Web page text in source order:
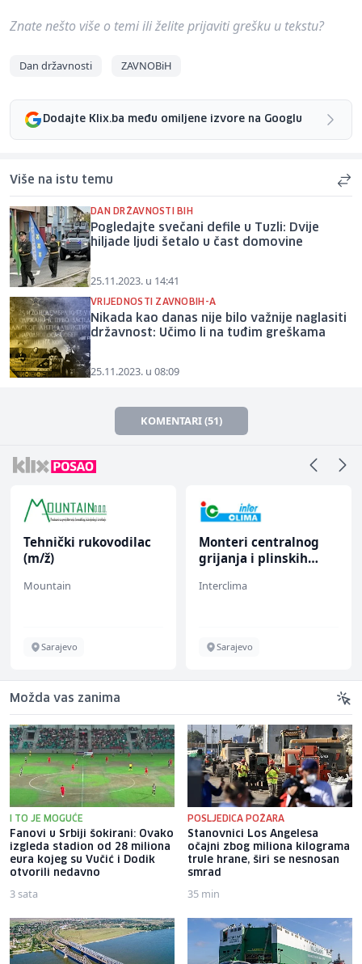
Znate nešto više o temi ili želite prijaviti grešku u tekstu?
Dan državnosti ZAVNOBiH
Dodajte Klix.ba među omiljene izvore na Googlu
Više na istu temu
DAN DRŽAVNOSTI BIH
Pogledajte svečani defile u Tuzli: Dvije
hiljade ljudi šetalo u čast domovine
25.11.2023. u 14:41
VRIJEDNOSTI ZAVNOBIH-A
Nikada kao danas nije bilo važnije naglasiti
državnost: Učimo li na tuđim greškama
25.11.2023. u 08:09
KOMENTARI (51)
Tehnički rukovodilac
(m/ž)
Mountain
Sarajevo
Monteri centralnog
grijanja i plinskih
Interclima
Sarajevo
Možda vas zanima
I TO JE MOGUĆE
Fanovi u Srbiji šokirani: Ovako
izgleda stadion od 28 miliona
eura kojeg su Vučić i Dodik
otvorili nedavno
3 sata
POSLJEDICA POŽARA
Stanovnici Los Angelesa
očajni zbog miliona kilograma
trule hrane, širi se nesnosan
smrad
35 min